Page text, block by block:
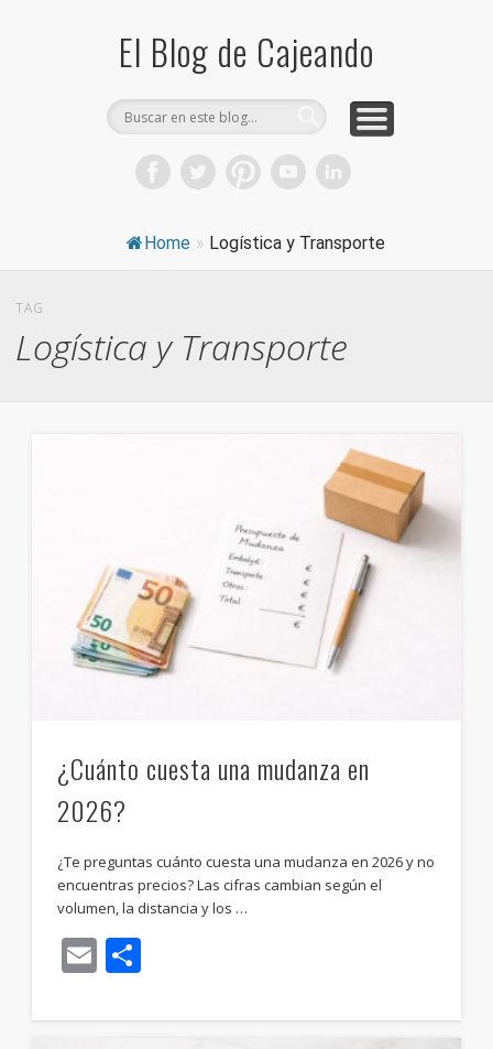
El Blog de Cajeando
Home » Logística y Transporte
TAG
Logística y Transporte
¿Cuánto cuesta una mudanza en
2026?
¿Te preguntas cuánto cuesta una mudanza en 2026 y no
encuentras precios? Las cifras cambian según el
volumen, la distancia y los …
Email